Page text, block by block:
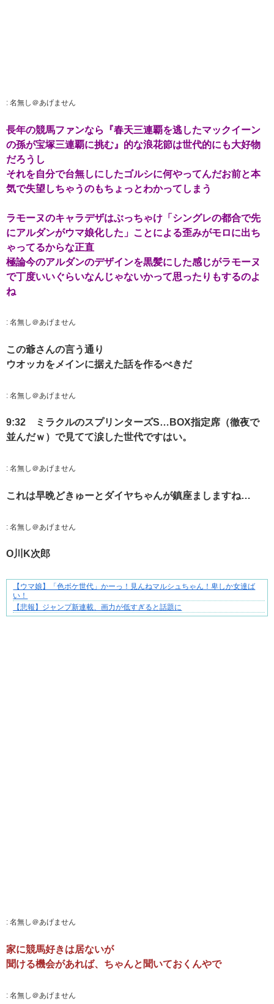
: 名無し＠あげません
長年の競馬ファンなら『春天三連覇を逃したマックイーン
の孫が宝塚三連覇に挑む』的な浪花節は世代的にも大好物
だろうし
それを自分で台無しにしたゴルシに何やってんだお前と本
気で失望しちゃうのもちょっとわかってしまう
ラモーヌのキャラデザはぶっちゃけ「シングレの都合で先
にアルダンがウマ娘化した」ことによる歪みがモロに出ち
ゃってるからな正直
極論今のアルダンのデザインを黒髪にした感じがラモーヌ
で丁度いいぐらいなんじゃないかって思ったりもするのよ
ね
: 名無し＠あげません
この爺さんの言う通り
ウオッカをメインに据えた話を作るべきだ
: 名無し＠あげません
9:32 ミラクルのスプリンターズS…BOX指定席（徹夜で
並んだｗ）で見てて涙した世代ですはい。
: 名無し＠あげません
これは早晩どきゅーとダイヤちゃんが鎮座ましますね…
: 名無し＠あげません
O川K次郎
ずっと好き。俺はストーカーなんかじゃない。
【ウマ娘】「色ボケ世代」かーっ！見んねマルシュちゃん！卑しか女達ば
い！
【悲報】ジャンプ新連載、画力が低すぎると話題に
: 名無し＠あげません
家に競馬好きは居ないが
聞ける機会があれば、ちゃんと聞いておくんやで
: 名無し＠あげません